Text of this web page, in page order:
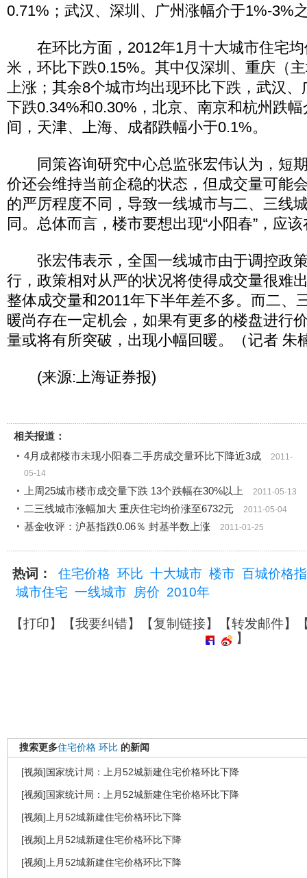
0.71%；武汉、深圳、广州涨幅介于1%-3%
在环比方面，2012年1月十大城市住宅均
米，环比下跌0.15%。其中仅深圳、重庆（
上涨；其余8个城市均出现环比下跌，武汉
下跌0.34%和0.30%，北京、南京和杭州跌
间，天津、上海、成都跌幅小于0.1%。
同策咨询研究中心总监张宏伟认为，短
价还会维持当前企稳的状态，但成交量可能
的严厉程度不同，导致一线城市与二、三线
同。总体而言，楼市要想出现“小阳春”，应该
张宏伟表示，全国一线城市由于调控政
行，政策相对从严的状况将使得成交量很难
整体成交量和2011年下半年差不多。而二、
暖尚存在一定机会，如果有更多的楼盘进行
量或将有所突破，出现小幅回暖。（记者 朱
(来源:上海证券报)
相关报道：
4月成都楼市未现小阳春二手房成交量环比下降近3成
2011-
05-14
上周25城市楼市成交量下跌 13个跌幅在30%以上
2011-05-13
二三线城市涨幅加大 重庆住宅均价涨至6732元 2011-05-04
基金收评：沪基指跌0.06％ 封基半数上涨 2011-01-25
热词： 住宅价格 环比 十大城市 楼市 百城价格
城市住宅 一线城市 房价 2010年
【打印】【我要纠错】【复制链接】【转发邮件】
】
搜索更多住宅价格 环比 的新闻
[视频]国家统计局：上月52城新建住宅价格环比下降
[视频]国家统计局：上月52城新建住宅价格环比下降
[视频]上月52城新建住宅价格环比下降
[视频]上月52城新建住宅价格环比下降
[视频]上月52城新建住宅价格环比下降